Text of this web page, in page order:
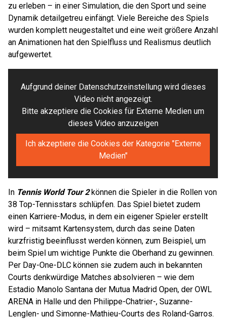
zu erleben – in einer Simulation, die den Sport und seine
Dynamik detailgetreu einfängt. Viele Bereiche des Spiels
wurden komplett neugestaltet und eine weit größere Anzahl
an Animationen hat den Spielfluss und Realismus deutlich
aufgewertet.
Aufgrund deiner Datenschutzeinstellung wird dieses
Video nicht angezeigt.
Bitte akzeptiere die Cookies für Externe Medien um
dieses Video anzuzeigen
Ich akzeptiere die Cookies der Kategorie "Externe
Medien"
In Tennis World Tour 2können die Spieler in die Rollen von
38 Top-Tennisstars schlüpfen. Das Spiel bietet zudem
einen Karriere-Modus, in dem ein eigener Spieler erstellt
wird – mitsamt Kartensystem, durch das seine Daten
kurzfristig beeinflusst werden können, zum Beispiel, um
beim Spiel um wichtige Punkte die Oberhand zu gewinnen.
Per Day-One-DLC können sie zudem auch in bekannten
Courts denkwürdige Matches absolvieren – wie dem
Estadio Manolo Santana der Mutua Madrid Open, der OWL
ARENA in Halle und den Philippe-Chatrier-, Suzanne-
Lenglen- und Simonne-Mathieu-Courts des Roland-Garros.